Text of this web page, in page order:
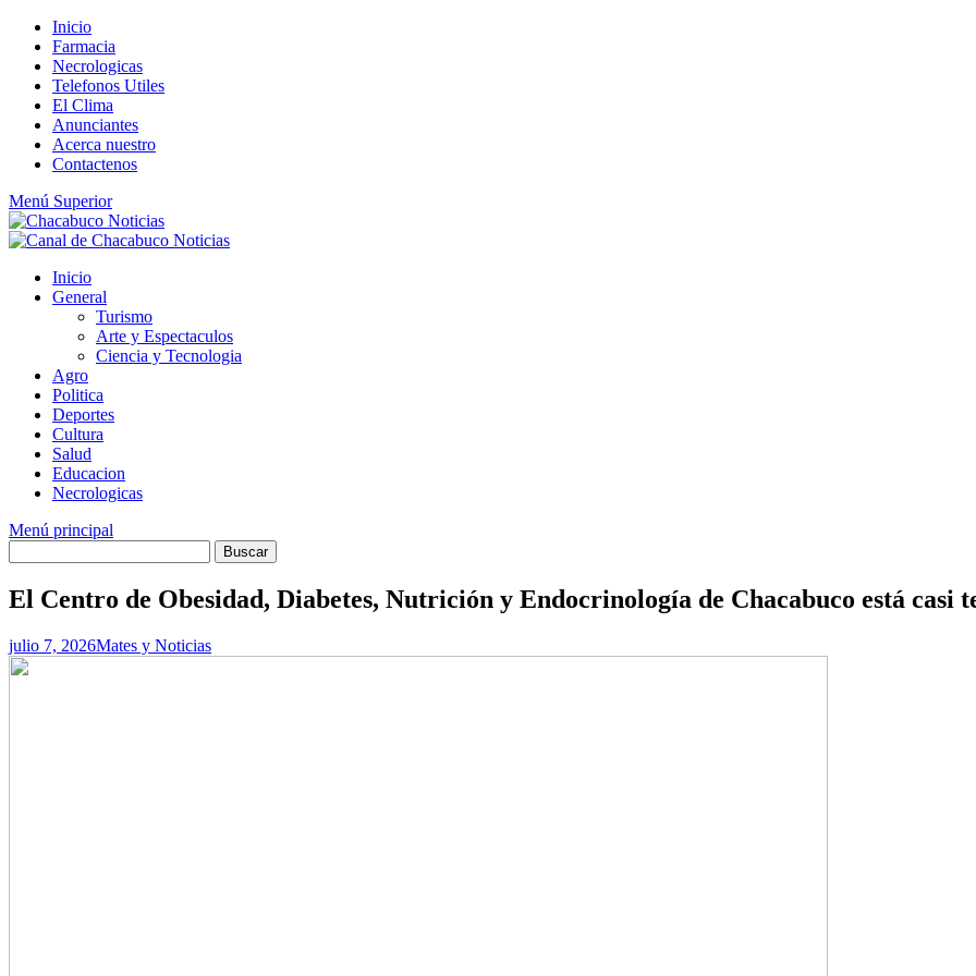
Saltar
contenido
Inicio
Farmacia
Necrologicas
Telefonos Utiles
El Clima
Anunciantes
Acerca nuestro
Contactenos
Menú Superior
Inicio
General
Turismo
Arte y Espectaculos
Ciencia y Tecnologia
Agro
Politica
Deportes
Cultura
Salud
Educacion
Necrologicas
Menú principal
El Centro de Obesidad, Diabetes, Nutrición y Endocrinología de Chacabuco está casi
julio 7, 2026Mates y Noticias